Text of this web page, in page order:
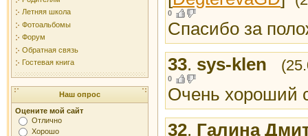
Летняя школа
Фотоальбомы
Форум
Обратная связь
Гостевая книга
Наш опрос
Оцените мой сайт
Отлично
Хорошо
0
Спасибо за
33. sys-klen
0
Очень хороший
32. Галина